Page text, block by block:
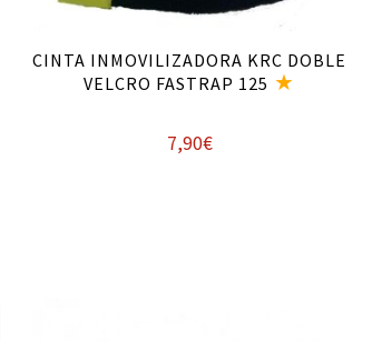
CINTA INMOVILIZADORA KRC DOBLE
VELCRO FASTRAP 125
7,90€